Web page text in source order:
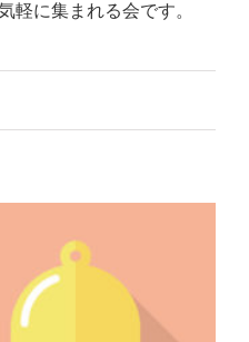
軽に集まれる会です。